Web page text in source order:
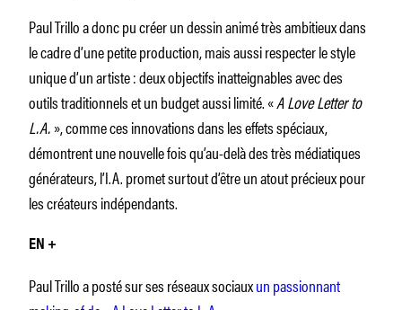
Paul Trillo a donc pu créer un dessin animé très ambitieux dans
le cadre d’une petite production, mais aussi respecter le style
unique d’un artiste : deux objectifs inatteignables avec des
outils traditionnels et un budget aussi limité. «A Love Letter to
L.A.», comme ces innovations dans les effets spéciaux,
démontrent une nouvelle fois qu’au-delà des très médiatiques
générateurs, l’I.A. promet surtout d’être un atout précieux pour
les créateurs indépendants.
EN +
Paul Trillo a posté sur ses réseaux sociauxun passionnant